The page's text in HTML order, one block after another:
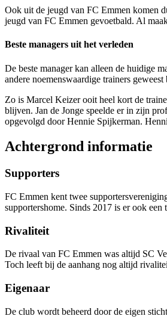
Ook uit de jeugd van FC Emmen komen
jeugd van FC Emmen gevoetbald. Al
Beste managers uit het verleden
De beste manager kan alleen de huidige
andere noemenswaardige trainers
Zo is Marcel Keizer ooit heel kort de
blijven. Jan de Jonge speelde er in zijn
opgevolgd door Hennie Spijkerman.
Achtergrond informatie
Supporters
FC Emmen kent twee
supportershome. Sinds 2017 is er ook
Rivaliteit
De rivaal van FC Emmen was altijd SC
Toch leeft bij de aanhang nog altijd
Eigenaar
De club wordt beheerd door de eigen